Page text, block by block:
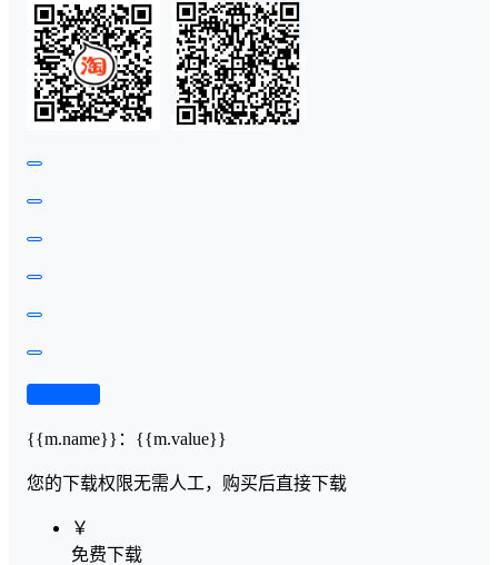
{{m.name}} ： {{m.value}}
您的下载权限无需人工，购买后直接下载
￥
免费下载